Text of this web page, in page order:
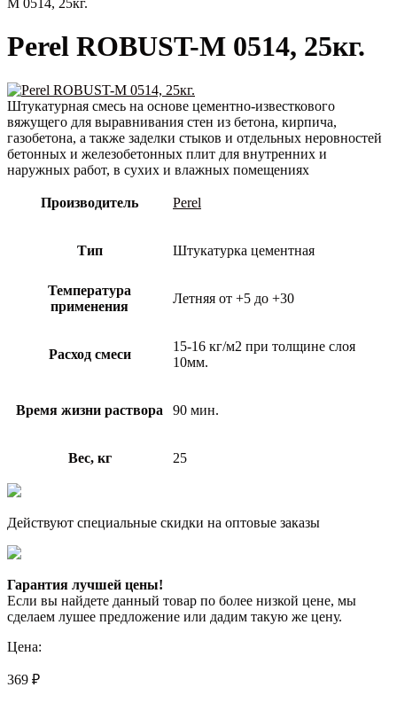
M 0514, 25кг.
Perel ROBUST-M 0514, 25кг.
Штукатурная смесь на основе цементно-известкового
вяжущего для выравнивания стен из бетона, кирпича,
газобетона, а также заделки стыков и отдельных неровностей
бетонных и железобетонных плит для внутренних и
наружных работ, в сухих и влажных помещениях
Производитель Perel
Тип Штукатурка цементная
Температура
применения
Летняя от +5 до +30
Расход смеси
15-16 кг/м2 при толщине слоя
10мм.
Время жизни раствора 90 мин.
Вес, кг 25
Действуют специальные скидки на оптовые заказы
Гарантия лучшей цены!
Если вы найдете данный товар по более низкой цене, мы
сделаем лушее предложение или дадим такую же цену.
Цена:
369 ₽